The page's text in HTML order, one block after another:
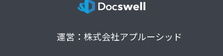
運営：株式会社アプルーシッド